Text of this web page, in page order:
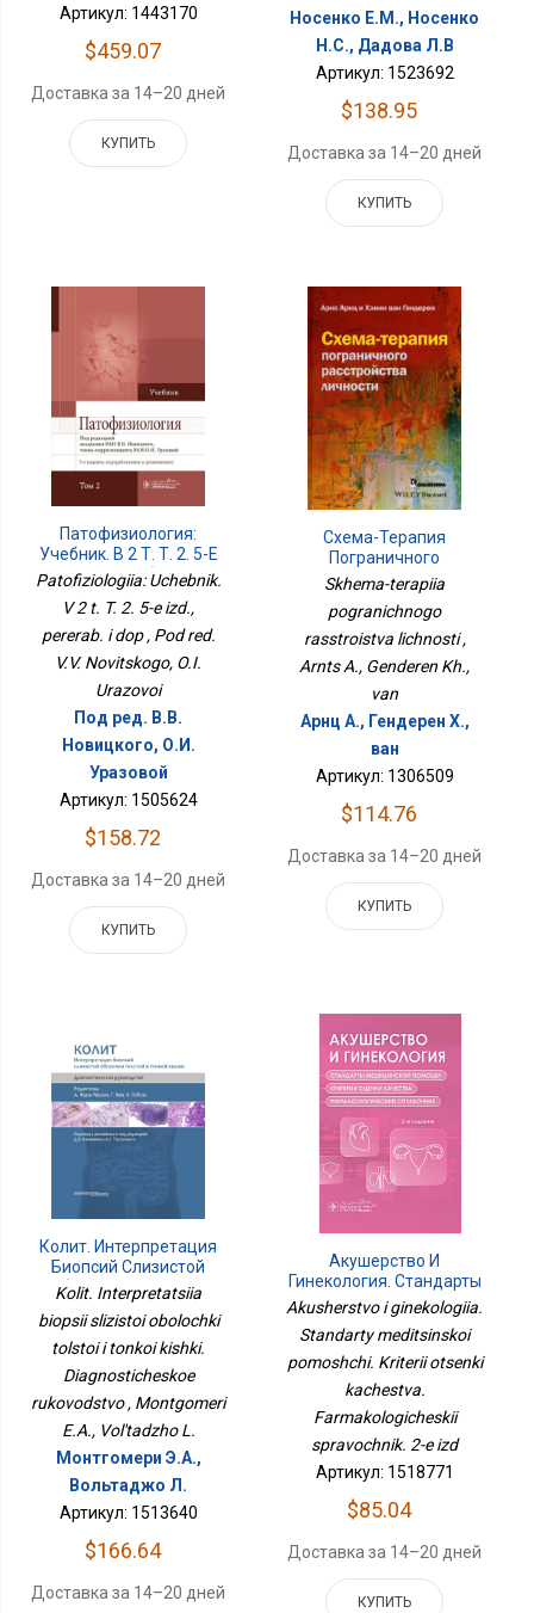
Артикул: 1443170
$459.07
Доставка за 14–20 дней
КУПИТЬ
Носенко Е.М., Носенко
Н.С., Дадова Л.В
Артикул: 1523692
$138.95
Доставка за 14–20 дней
КУПИТЬ
Патофизиология:
Учебник. В 2 Т. Т. 2. 5-Е
Изд., Перераб. И Доп
Patofiziologiia: Uchebnik.
V 2 t. T. 2. 5-e izd.,
pererab. i dop , Pod red.
V.V. Novitskogo, O.I.
Urazovoi
Под ред. В.В.
Новицкого, О.И.
Уразовой
Артикул: 1505624
$158.72
Доставка за 14–20 дней
КУПИТЬ
Схема-Терапия
Пограничного
Расстройства Личности
Skhema-terapiia
pogranichnogo
rasstroistva lichnosti ,
Arnts A., Genderen Kh.,
van
Арнц А., Гендерен Х.,
ван
Артикул: 1306509
$114.76
Доставка за 14–20 дней
КУПИТЬ
Колит. Интерпретация
Биопсий Слизистой
Оболочки Толстой И
Тонкой Кишки.
Диагностическое
Руководство
Kolit. Interpretatsiia
biopsii slizistoi obolochki
tolstoi i tonkoi kishki.
Diagnosticheskoe
rukovodstvo , Montgomeri
E.A., Vol'tadzho L.
Монтгомери Э.А.,
Вольтаджо Л.
Артикул: 1513640
$166.64
Доставка за 14–20 дней
Акушерство И
Гинекология. Стандарты
Медицинской Помощи.
Критерии Оценки
Качества.
Фармакологический
Справочник. 2-Е Изд
Akusherstvo i ginekologiia.
Standarty meditsinskoi
pomoshchi. Kriterii otsenki
kachestva.
Farmakologicheskii
spravochnik. 2-e izd
Артикул: 1518771
$85.04
Доставка за 14–20 дней
КУПИТЬ